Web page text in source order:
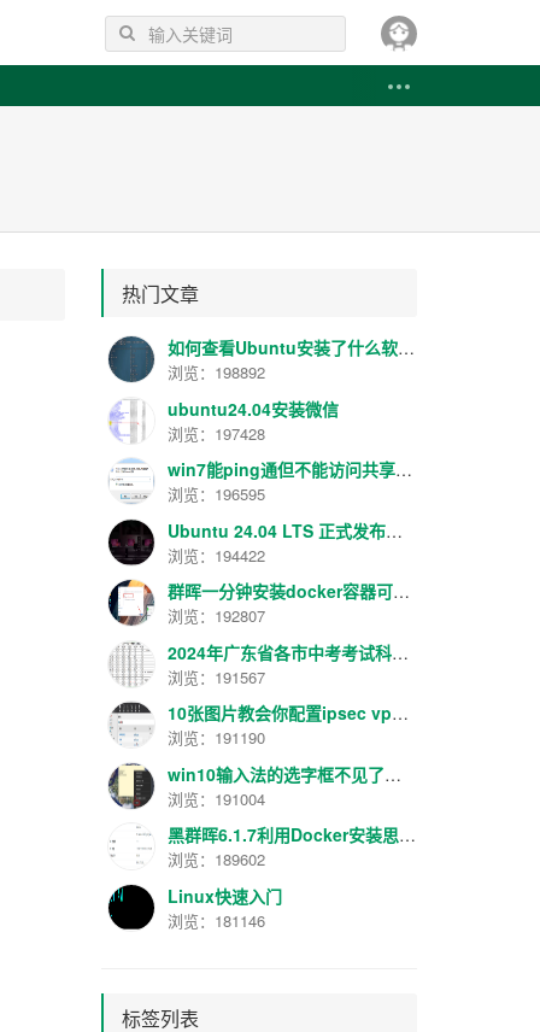
热门文章
如何查看Ubuntu安装了什么软件 如何卸载已安装的软件
浏览：198892
ubuntu24.04安装微信
浏览：197428
win7能ping通但不能访问共享解决方法
浏览：196595
Ubuntu 24.04 LTS 正式发布！代号 “Noble Numbat”，性能提升明显
浏览：194422
群晖一分钟安装docker容器可视化管理面板工具Portainer最新汉化版V2.16.2
浏览：192807
2024年广东省各市中考考试科目分数规定
浏览：191567
10张图片教会你配置ipsec vpn【转】
浏览：191190
win10输入法的选字框不见了解决方法
浏览：191004
黑群晖6.1.7利用Docker安装思源笔记服务器
浏览：189602
Linux快速入门
浏览：181146
标签列表